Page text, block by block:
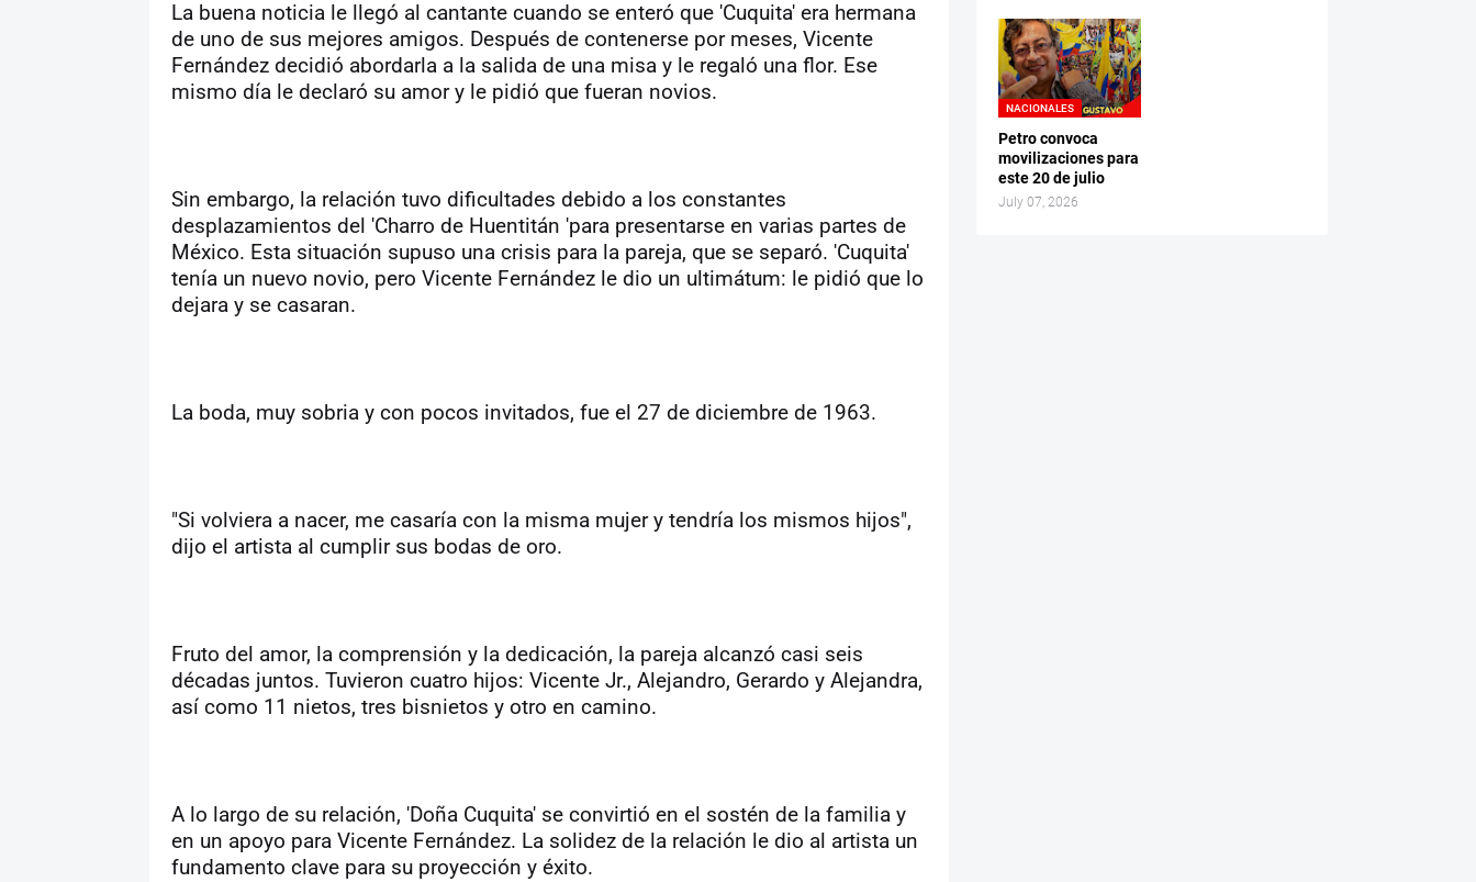
La buena noticia le llegó al cantante cuando se enteró que 'Cuquita' era hermana
de uno de sus mejores amigos. Después de contenerse por meses, Vicente
Fernández decidió abordarla a la salida de una misa y le regaló una flor. Ese
mismo día le declaró su amor y le pidió que fueran novios.
Sin embargo, la relación tuvo dificultades debido a los constantes
desplazamientos del 'Charro de Huentitán 'para presentarse en varias partes de
México. Esta situación supuso una crisis para la pareja, que se separó. 'Cuquita'
tenía un nuevo novio, pero Vicente Fernández le dio un ultimátum: le pidió que lo
dejara y se casaran.
La boda, muy sobria y con pocos invitados, fue el 27 de diciembre de 1963.
"Si volviera a nacer, me casaría con la misma mujer y tendría los mismos hijos",
dijo el artista al cumplir sus bodas de oro.
Fruto del amor, la comprensión y la dedicación, la pareja alcanzó casi seis
décadas juntos. Tuvieron cuatro hijos: Vicente Jr., Alejandro, Gerardo y Alejandra,
así como 11 nietos, tres bisnietos y otro en camino.
A lo largo de su relación, 'Doña Cuquita' se convirtió en el sostén de la familia y
en un apoyo para Vicente Fernández. La solidez de la relación le dio al artista un
fundamento clave para su proyección y éxito.
NACIONALES
Petro convoca
movilizaciones para
este 20 de julio
July 07, 2026